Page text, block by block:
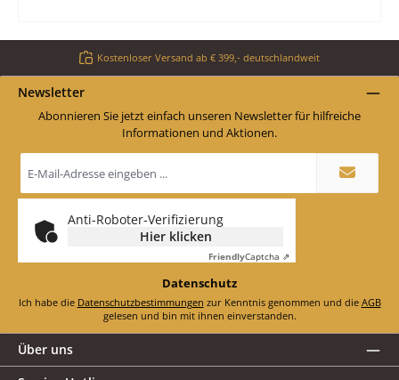
Kostenloser Versand ab € 399,- deutschlandweit
Newsletter
Abonnieren Sie jetzt einfach unseren Newsletter für hilfreiche
Informationen und Aktionen.
Mail-
Adresse
*
Anti-Roboter-Verifizierung
Hier klicken
FriendlyCaptcha ⇗
Datenschutz
Ich habe die Datenschutzbestimmungen zur Kenntnis genommen und die AGB
gelesen und bin mit ihnen einverstanden.
Über uns